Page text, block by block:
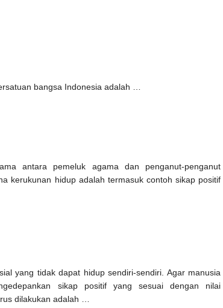
bangsa Indonesia adalah …
antara pemeluk agama dan penganut-penganut
kerukunan hidup adalah termasuk contoh sikap positif
yang tidak dapat hidup sendiri-sendiri. Agar manusia
sikap positif yang sesuai dengan nilai
dilakukan adalah …